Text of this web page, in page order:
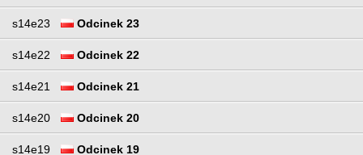
s14e23 Odcinek 23
s14e22 Odcinek 22
s14e21 Odcinek 21
s14e20 Odcinek 20
s14e19 Odcinek 19